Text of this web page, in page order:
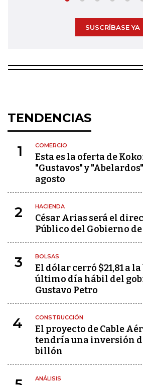
SUSCRÍBASE YA
TENDENCIAS
1 COMERCIO
Esta es la oferta de
"Gustavos" y
agosto
2 HACIENDA
César Arias será el
Público del Gobierno
3 BOLSAS
El dólar cerró $21,81 a
último día hábil del
Gustavo Petro
4 CONSTRUCCIÓN
El proyecto de Cable
tendría una inversión
billón
ANÁLISIS